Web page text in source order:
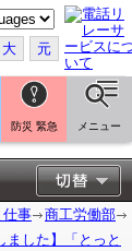
大 元
防災 緊急 メニュー
仕事
商工労働部
ました】「とっと